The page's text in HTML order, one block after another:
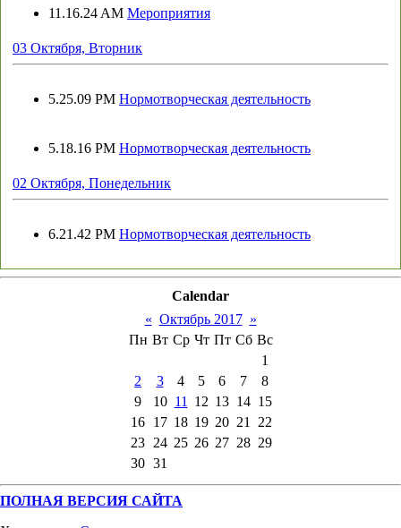
11.16.24 AM Мероприятия
03 Октября, Вторник
5.25.09 PM Нормотворческая деятельность
5.18.16 PM Нормотворческая деятельность
02 Октября, Понедельник
6.21.42 PM Нормотворческая деятельность
Calendar
« Октябрь 2017 »
Пн Вт Ср Чт Пт Сб Вс
1
2
3 4 5 6 7
8
9
10 11 12 13 14 15
16 17 18 19 20 21
22
23 24 25 26 27 28 29
30 31
ПОЛНАЯ ВЕРСИЯ САЙТА